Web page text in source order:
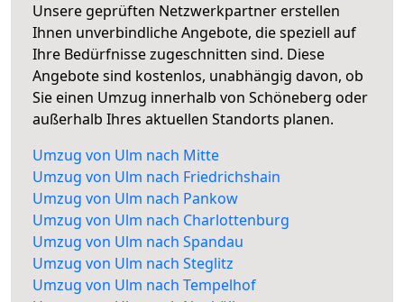
Unsere geprüften Netzwerkpartner erstellen
Ihnen unverbindliche Angebote, die speziell auf
Ihre Bedürfnisse zugeschnitten sind. Diese
Angebote sind kostenlos, unabhängig davon, ob
Sie einen Umzug innerhalb von Schöneberg oder
außerhalb Ihres aktuellen Standorts planen.
Umzug von Ulm nach Mitte
Umzug von Ulm nach Friedrichshain
Umzug von Ulm nach Pankow
Umzug von Ulm nach Charlottenburg
Umzug von Ulm nach Spandau
Umzug von Ulm nach Steglitz
Umzug von Ulm nach Tempelhof